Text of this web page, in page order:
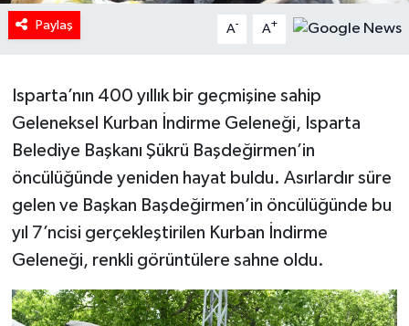
Paylaş A- A+
Isparta’nın 400 yıllık bir geçmişine sahip
Geleneksel Kurban İndirme Geleneği, Isparta
Belediye Başkanı Şükrü Başdeğirmen’in
öncülüğünde yeniden hayat buldu. Asırlardır süre
gelen ve Başkan Başdeğirmen’in öncülüğünde bu
yıl 7’ncisi gerçekleştirilen Kurban İndirme
Geleneği, renkli görüntülere sahne oldu.
Oyun
RESMİ İLANLAR
Spor
Tarihi Yapılarımız
Teknoloji